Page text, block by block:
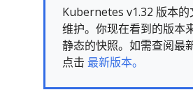
Kubernetes v1.32 版本的
维护。你现在看到的版本
静态的快照。如需查阅最
点击 最新版本。